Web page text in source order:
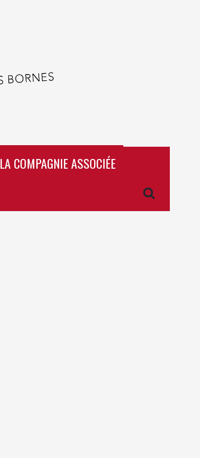
LA COMPAGNIE ASSOCIÉE